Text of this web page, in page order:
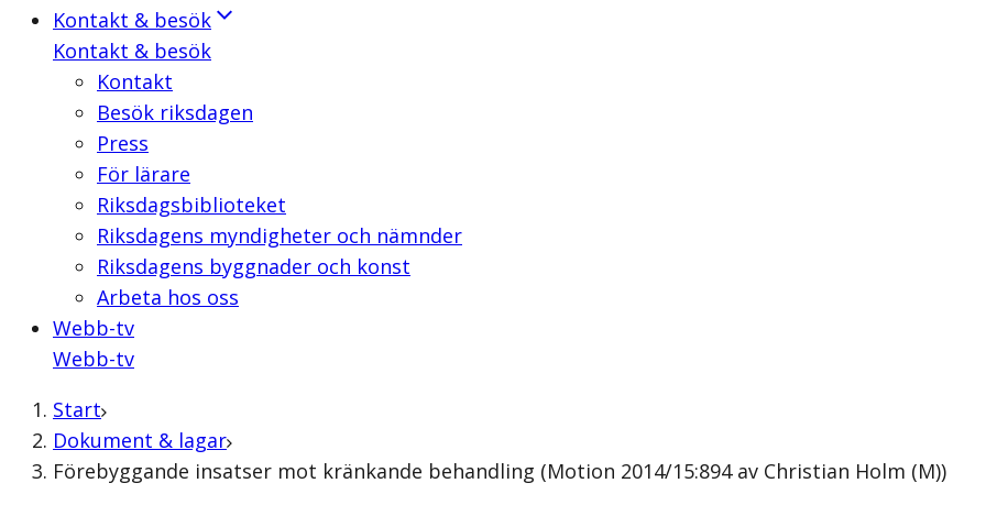
Kontakt & besök
Kontakt & besök
Kontakt
Besök riksdagen
Press
För lärare
Riksdagsbiblioteket
Riksdagens myndigheter och nämnder
Riksdagens byggnader och konst
Arbeta hos oss
Webb-tv
Webb-tv
Start
Dokument & lagar
Förebyggande insatser mot kränkande behandling (Motion 2014/15:894 av Christian Holm (M))